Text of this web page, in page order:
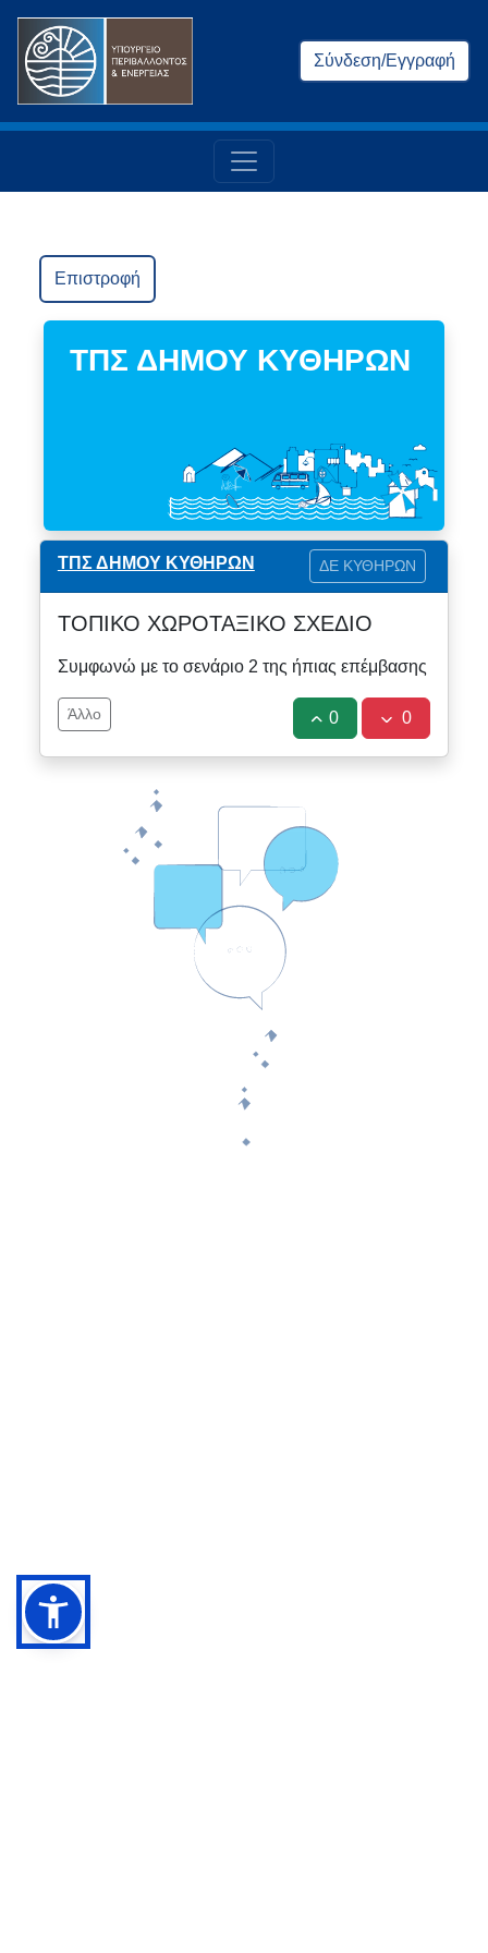
Σύνδεση/Εγγραφή
Επιστροφή
ΤΠΣ ΔΗΜΟΥ ΚΥΘΗΡΩΝ
ΤΠΣ ΔΗΜΟΥ ΚΥΘΗΡΩΝ ΔΕ ΚΥΘΗΡΩΝ
ΤΟΠΙΚΟ ΧΩΡΟΤΑΞΙΚΟ ΣΧΕΔΙΟ
Συμφωνώ με το σενάριο 2 της ήπιας επέμβασης
Άλλο 0 0